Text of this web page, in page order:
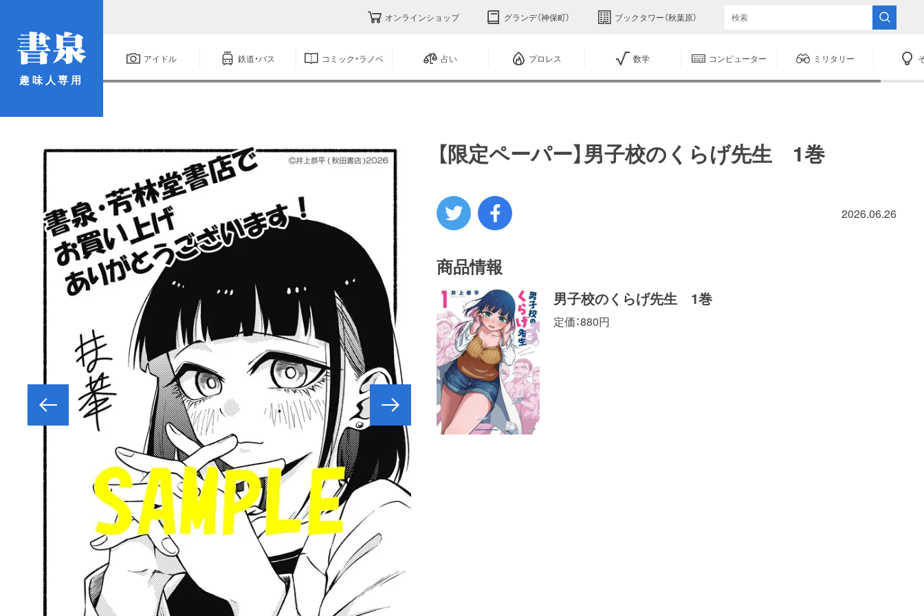
趣味人専用
オンラインショップ グランデ（神保町） ブックタワー（秋葉原）
アイドル 鉄道・バス コミック・ラノベ 占い プロレス 数学 コンピューター ミリタリー
【限定ペーパー】男子校のくらげ先生 1巻
2026.06.26
商品情報
男子校のくらげ先生 1巻
定価：880円